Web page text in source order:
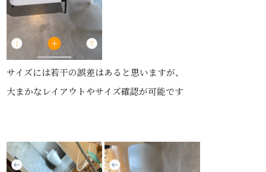
サイズには若干の誤差はあると思いますが、
大まかなレイアウトやサイズ確認が可能です